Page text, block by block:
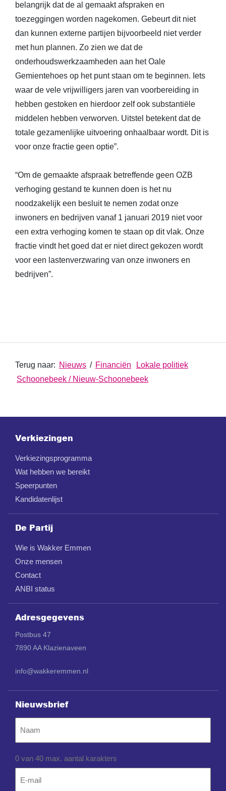
belangrijk dat de al gemaakt afspraken en
toezeggingen worden nagekomen. Gebeurt dit niet
dan kunnen externe partijen bijvoorbeeld niet verder
met hun plannen. Zo zien we dat de
onderhoudswerkzaamheden aan het Oale
Gemientehoes op het punt staan om te beginnen. Iets
waar de vele vrijwilligers jaren van voorbereiding in
hebben gestoken en hierdoor zelf ook substantiële
middelen hebben verworven. Uitstel betekent dat de
totale gezamenlijke uitvoering onhaalbaar wordt. Dit is
voor onze fractie geen optie”.
“Om de gemaakte afspraak betreffende geen OZB
verhoging gestand te kunnen doen is het nu
noodzakelijk een besluit te nemen zodat onze
inwoners en bedrijven vanaf 1 januari 2019 niet voor
een extra verhoging komen te staan op dit vlak. Onze
fractie vindt het goed dat er niet direct gekozen wordt
voor een lastenverzwaring van onze inwoners en
bedrijven”.
Terug naar: Nieuws / Financiën
Lokale politiek
Schoonebeek / Nieuw-Schoonebeek
Verkiezingen
Verkiezingsprogramma
Wat hebben we bereikt
Speerpunten
Kandidatenlijst
De Partij
Wie is Wakker Emmen
Onze mensen
Contact
ANBI status
Adresgegevens
Postbus 47
7890 AA Klazienaveen
info@wakkeremmen.nl
Nieuwsbrief
0 van 40 max. aantal karakters